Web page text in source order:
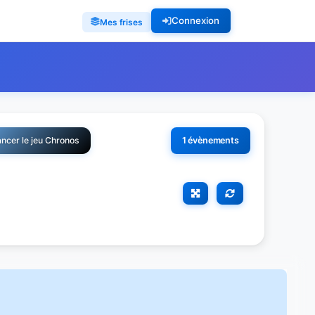
Mes frises Connexion
1 évènements
le jeu Chronos